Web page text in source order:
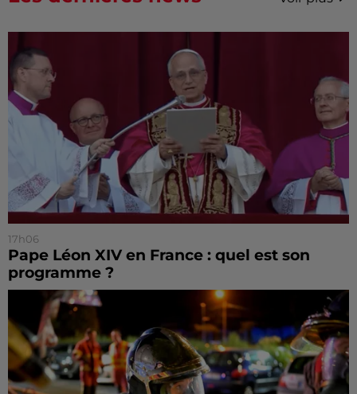
17h06
Pape Léon XIV en France : quel est son
programme ?